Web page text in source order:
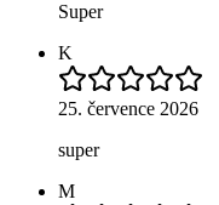
Super
K
25. července 2026
super
M